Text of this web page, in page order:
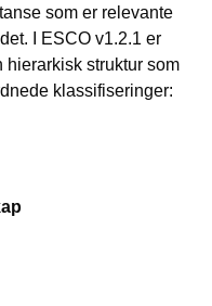
som er relevante
I ESCO v1.2.1 er
struktur som
klassifiseringer: